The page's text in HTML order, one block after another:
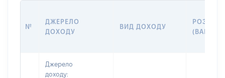
№
ДЖЕРЕЛО
ДОХОДУ
ВИД ДОХОДУ
РОЗМІР
Джерело
доходу: